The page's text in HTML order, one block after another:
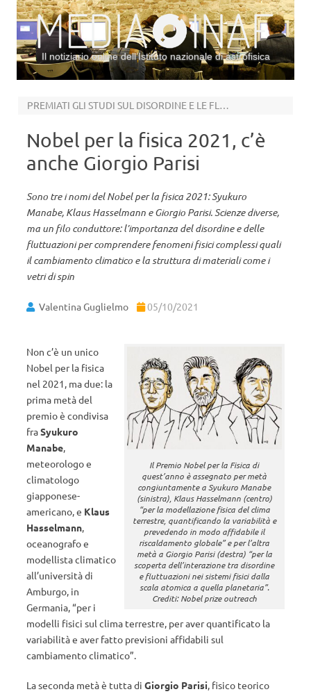
Il notiziario online dell’Istituto nazionale di astrofisica
PREMIATI GLI STUDI SUL DISORDINE E LE FLUTTUAZIONI DEI SISTEMI COMPLESSI
Nobel per la fisica 2021, c’è
anche Giorgio Parisi
Sono tre i nomi del Nobel per la fisica 2021: Syukuro
Manabe, Klaus Hasselmann e Giorgio Parisi. Scienze diverse,
ma un filo conduttore: l’importanza del disordine e delle
fluttuazioni per comprendere fenomeni fisici complessi quali
il cambiamento climatico e la struttura di materiali come i
vetri di spin
Valentina Guglielmo 05/10/2021
Il Premio Nobel per la Fisica di
quest’anno è assegnato per metà
congiuntamente a Syukuro Manabe
(sinistra), Klaus Hasselmann (centro)
“per la modellazione fisica del clima
terrestre, quantificando la variabilità e
prevedendo in modo affidabile il
riscaldamento globale” e per l’altra
metà a Giorgio Parisi (destra) “per la
scoperta dell’interazione tra disordine
e fluttuazioni nei sistemi fisici dalla
scala atomica a quella planetaria”.
Crediti: Nobel prize outreach
Non c’è un unico
Nobel per la fisica
nel 2021, ma due: la
prima metà del
premio è condivisa
fraSyukuro
Manabe,
meteorologo e
climatologo
giapponese-
americano, e Klaus
Hasselmann,
oceanografo e
modellista climatico
all’università di
Amburgo, in
Germania, “per i
modelli fisici sul clima terrestre, per aver quantificato la
variabilità e aver fatto previsioni affidabili sul
cambiamento climatico”.
La seconda metà è tutta di Giorgio Parisi, fisico teorico